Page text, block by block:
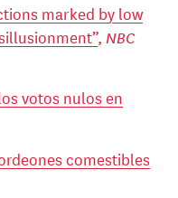
marked by low
, NBC
votos nulos en
comestibles